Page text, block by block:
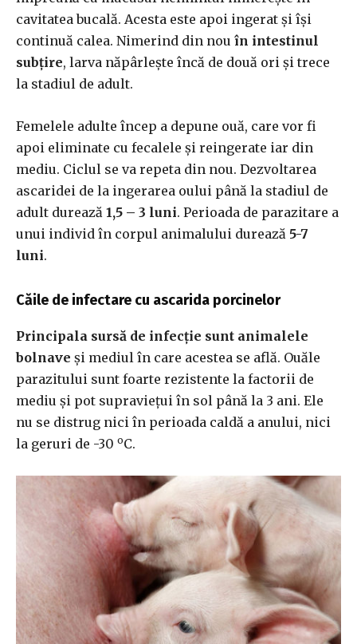
cavitatea bucală. Acesta este apoi ingerat și își
continuă calea. Nimerind din nou în intestinul
subțire, larva năpârlește încă de două ori și trece
la stadiul de adult.
Femelele adulte încep a depune ouă, care vor fi
apoi eliminate cu fecalele și reingerate iar din
mediu. Ciclul se va repeta din nou. Dezvoltarea
ascaridei de la ingerarea oului până la stadiul de
adult durează 1,5 – 3 luni. Perioada de parazitare a
unui individ în corpul animalului durează 5-7
luni.
Căile de infectare cu ascarida porcinelor
Principala sursă de infecție sunt animalele
bolnave și mediul în care acestea se află. Ouăle
parazitului sunt foarte rezistente la factorii de
mediu și pot supraviețui în sol până la 3 ani. Ele
nu se distrug nici în perioada caldă a anului, nici
la geruri de -30 oC.